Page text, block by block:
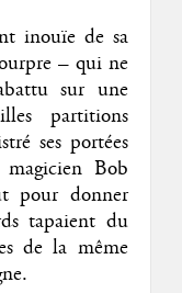
inouïe de sa
– qui ne
sur une
partitions
ses portées
Bob
pour donner
tapaient du
de la même